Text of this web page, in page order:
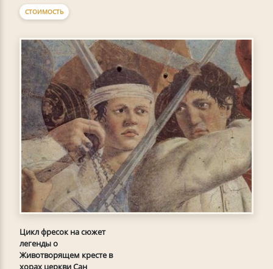
СТОИМОСТЬ
Цикл фресок на сюжет
легенды о
Животворящем кресте в
хорах церкви Сан